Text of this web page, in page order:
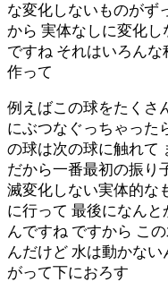
な変化しないものがず
から 実体なしに変化
ですね それはいろん
作って
例えばこの球をたくさ
にぶつなぐっちゃった
の球は次の球に触れて
だから一番最初の振り
滅変化しない実体的な
に行って 最後になん
んですね ですから こ
んだけど 水は動かな
がって下におろす